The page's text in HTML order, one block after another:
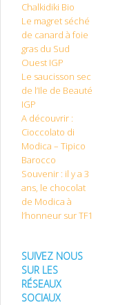
Chalkidiki Bio
Le magret séché
de canard à foie
gras du Sud
Ouest IGP
Le saucisson sec
de l’Ile de Beauté
IGP
A découvrir :
Cioccolato di
Modica – Tipico
Barocco
Souvenir : il y a 3
ans, le chocolat
de Modica à
l’honneur sur TF1
SUIVEZ NOUS
SUR LES
RÉSEAUX
SOCIAUX